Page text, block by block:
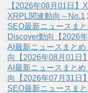
【2026年08月01日】
XRPL関連動向～No.1
SEO最新ニュースま
Discover動向【2026
AI最新ニュースまと
向【2026年08月01日
AI最新ニュースまと
向【2026年07月31日
SEO最新ニュースま